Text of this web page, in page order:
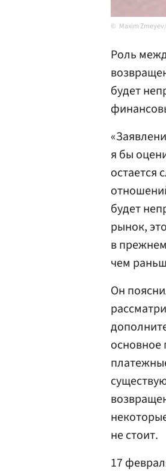
Maxim
Роль
будет
я бы
остается
будет
рынок,
в
чем
Он
основное
не стоит.
17